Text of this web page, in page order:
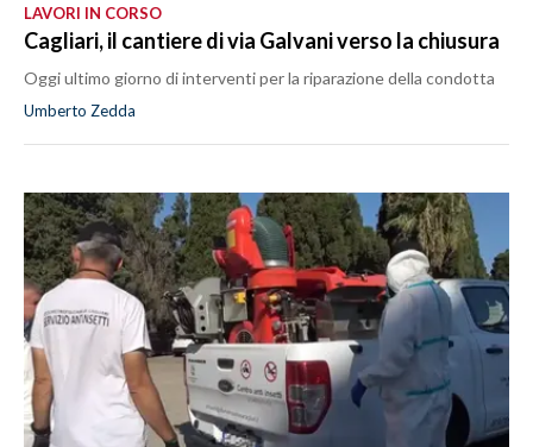
LAVORI IN CORSO
Cagliari, il cantiere di via Galvani verso la chiusura
Oggi ultimo giorno di interventi per la riparazione della condotta
Umberto Zedda